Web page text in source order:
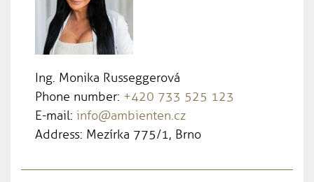
Ing. Monika Russeggerová
Phone number: +420 733 525 123
E-mail: info@ambienten.cz
Address: Mezírka 775/1, Brno